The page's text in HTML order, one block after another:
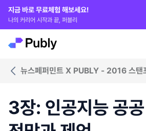
지금 바로 무료체험 해보세요!
나의 커리어 시작과 끝, 퍼블리
뉴스페퍼민트 X PUBLY - 2016 스탠
3장: 인공지능 공공